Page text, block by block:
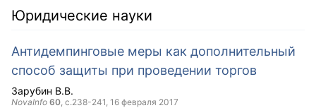
Юридические науки
Антидемпинговые меры как дополнительный
способ защиты при проведении торгов
Зарубин В.В.
NovaInfo 60, с.238-241, 16 февраля 2017